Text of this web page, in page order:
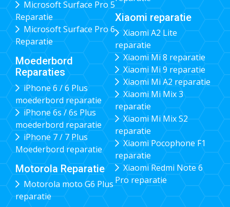
Microsoft Surface Pro 5
Reparatie
Microsoft Surface Pro 6
Reparatie
Moederbord
Reparaties
iPhone 6 / 6 Plus
moederbord reparatie
iPhone 6s / 6s Plus
moederbord reparatie
iPhone 7 / 7 Plus
Moederbord reparatie
Motorola Reparatie
Motorola moto G6 Plus
reparatie
Xiaomi reparatie
Xiaomi A2 Lite
reparatie
Xiaomi Mi 8 reparatie
Xiaomi Mi 9 reparatie
Xiaomi Mi A2 reparatie
Xiaomi Mi Mix 3
reparatie
Xiaomi Mi Mix S2
reparatie
Xiaomi Pocophone F1
reparatie
Xiaomi Redmi Note 6
Pro reparatie